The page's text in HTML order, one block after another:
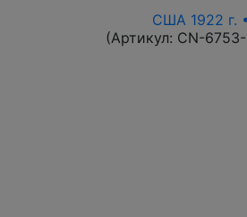
США 1922 г.
(Артикул: CN-